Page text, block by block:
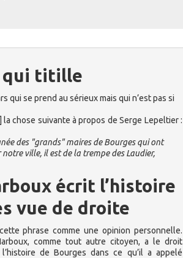
qui titille
qui se prend au sérieux mais qui n’est pas si
] la chose suivante à propos de Serge Lepeltier :
des "grands" maires de Bourges qui ont
ville, il est de la trempe des Laudier,
écrit l’histoire
vue de droite
phrase comme une opinion personnelle.
comme tout autre citoyen, a le droit
de Bourges dans ce qu’il a appelé